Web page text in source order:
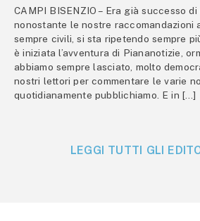
CAMPI BISENZIO – Era già successo di
nonostante le nostre raccomandazioni
sempre civili, si sta ripetendo sempre
è iniziata l’avventura di Piananotizie,
abbiamo sempre lasciato, molto
nostri lettori per commentare le varie
quotidianamente pubblichiamo. E in […]
LEGGI TUTTI GLI